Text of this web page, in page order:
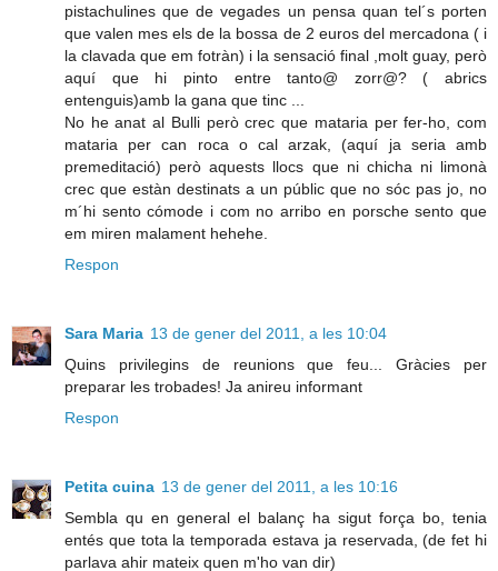
pistachulines que de vegades un pensa quan tel´s porten
que valen mes els de la bossa de 2 euros del mercadona ( i
la clavada que em fotràn) i la sensació final ,molt guay, però
aquí que hi pinto entre tanto@ zorr@? ( abrics
entenguis)amb la gana que tinc ...
No he anat al Bulli però crec que mataria per fer-ho, com
mataria per can roca o cal arzak, (aquí ja seria amb
premeditació) però aquests llocs que ni chicha ni limonà
crec que estàn destinats a un públic que no sóc pas jo, no
m´hi sento cómode i com no arribo en porsche sento que
em miren malament hehehe.
Respon
Sara Maria 13 de gener del 2011, a les 10:04
Quins privilegins de reunions que feu... Gràcies per
preparar les trobades! Ja anireu informant
Respon
Petita cuina 13 de gener del 2011, a les 10:16
Sembla qu en general el balanç ha sigut força bo, tenia
entés que tota la temporada estava ja reservada, (de fet hi
parlava ahir mateix quen m'ho van dir)